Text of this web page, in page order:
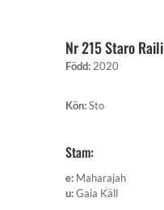
Nr 215 Staro Raili
Född: 2020
Kön:Sto
Stam:
e: Maharajah
u:Gaia Käll